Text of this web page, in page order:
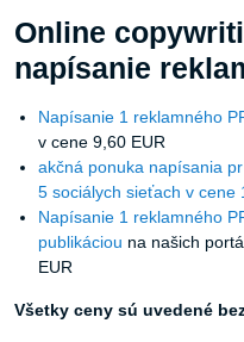
Online
napísanie
Napísanie 1 reklamného
v cene 9,60 EUR
akčná ponuka napísania
5 sociálych sieťach v cene
Napísanie 1 reklamného
publikáciou na našich
EUR
Všetky ceny sú uvedené